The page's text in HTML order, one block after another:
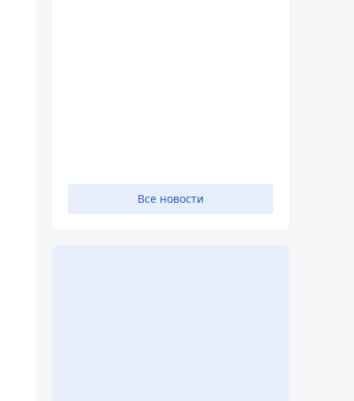
Все новости